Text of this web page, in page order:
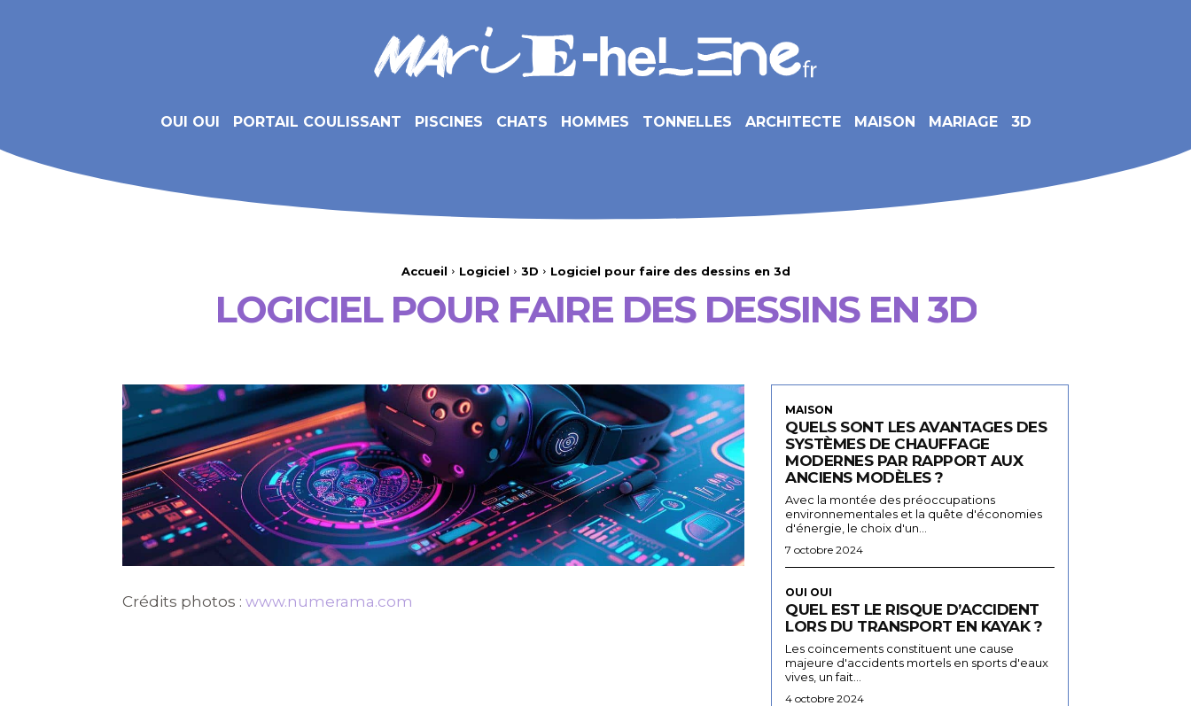
OUI OUI PORTAIL COULISSANT PISCINES CHATS HOMMES TONNELLES ARCHITECTE MAISON MARIAGE 3D
Accueil Logiciel 3D Logiciel pour faire des dessins en 3d
LOGICIEL POUR FAIRE DES DESSINS EN 3D
Crédits photos : www.numerama.com
MAISON
QUELS SONT LES AVANTAGES DES
SYSTÈMES DE CHAUFFAGE
MODERNES PAR RAPPORT AUX
ANCIENS MODÈLES ?
Avec la montée des préoccupations
environnementales et la quête d'économies
d'énergie, le choix d'un...
7 octobre 2024
OUI OUI
QUEL EST LE RISQUE D’ACCIDENT
LORS DU TRANSPORT EN KAYAK ?
Les coincements constituent une cause
majeure d'accidents mortels en sports d'eaux
vives, un fait...
4 octobre 2024